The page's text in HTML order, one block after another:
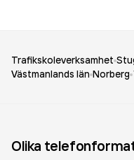
Trafikskoleverksamhet
Västmanlands län Norberg
Olika